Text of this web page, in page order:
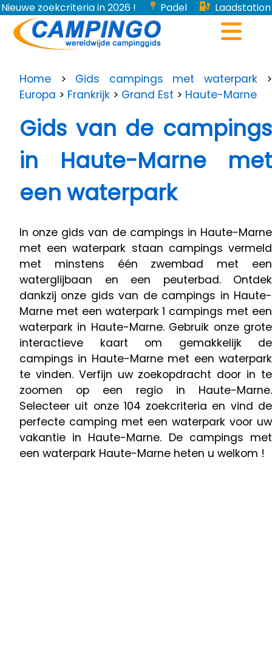
Nieuwe zoekcriteria in 2026 ! Padel
Laadstation
voor elektrische voertuigen...
Home > Gids campings met waterpark>
Europa > Frankrijk > Grand Est > Haute-Marne
Gids van de campings
in Haute-Marne met
een waterpark
In onze gids van de campings in Haute-Marne
met een waterpark staan ​​campings vermeld
met minstens één zwembad met een
waterglijbaan en een peuterbad. Ontdek
dankzij onze gids van de campings in Haute-
Marne met een waterpark 1 campings met een
waterpark in Haute-Marne. Gebruik onze grote
interactieve kaart om gemakkelijk de
campings in Haute-Marne met een waterpark
te vinden. Verfijn uw zoekopdracht door in te
zoomen op een regio in Haute-Marne.
Selecteer uit onze 104 zoekcriteria en vind de
perfecte camping met een waterpark voor uw
vakantie in Haute-Marne. De campings met
een waterpark Haute-Marne heten u welkom !